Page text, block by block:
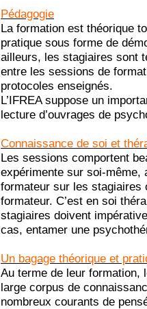
Pédagogie
La formation est théorique
pratique sous forme de
ailleurs, les stagiaires sont
entre les sessions de
protocoles enseignés.
L’IFREA suppose un
lecture d’ouvrages de
Connaissance de soi et
Les sessions comportent
expérimente sur soi-même,
formateur sur les stagiaires
formateur. C’est en soi
stagiaires doivent
cas, entamer une
Un bagage théorique et
Au terme de leur formation,
large corpus de
nombreux courants de